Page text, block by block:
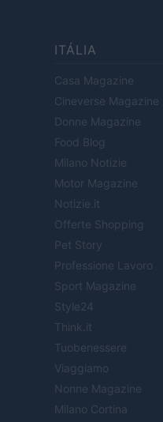
ITÁLIA
Casa Magazine
Cineverse Magazine
Donne Magazine
Food Blog
Milano Notizie
Motor Magazine
Notizie.it
Offerte Shopping
Pet Story
Professione Lavoro
Sport Magazine
Style24
Think.it
Tuobenessere
Viaggiamo
Nonne Magazine
Milano Cortina